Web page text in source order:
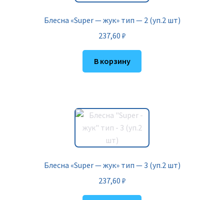
Блесна «Super — жук» тип — 2 (уп.2 шт)
237,60 ₽
В корзину
Блесна «Super — жук» тип — 3 (уп.2 шт)
237,60 ₽